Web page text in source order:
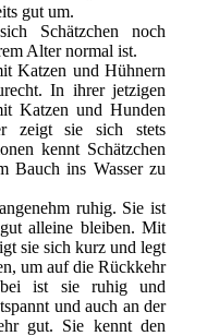
gut um.
Schätzchen noch
Alter normal ist.
Katzen und Hühnern
In ihrer jetzigen
Katzen und Hunden
zeigt sie sich stets
kennt Schätzchen
Bauch ins Wasser zu
ruhig. Sie ist
alleine bleiben. Mit
sie sich kurz und legt
um auf die Rückkehr
ist sie ruhig und
und auch an der
gut. Sie kennt den